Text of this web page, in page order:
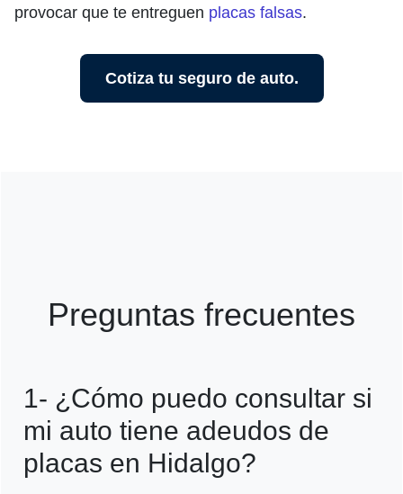
provocar que te entreguen placas falsas.
Cotiza tu seguro de auto.
Preguntas frecuentes
1- ¿Cómo puedo consultar si
mi auto tiene adeudos de
placas en Hidalgo?